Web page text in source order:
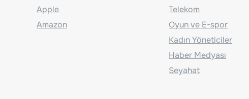
Apple
Amazon
Telekom
Oyun ve E-spor
Kadın Yöneticiler
Haber Medyası
Seyahat